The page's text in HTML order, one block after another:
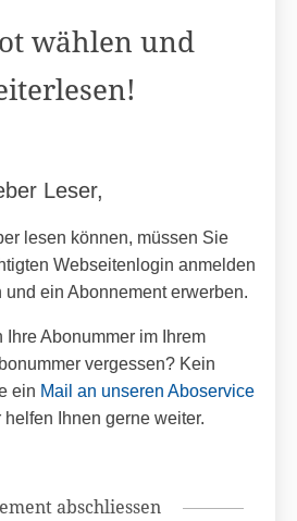
wählen und
Leser,
lesen können, müssen Sie
Webseitenlogin anmelden
ein Abonnement erwerben.
Ihre Abonummer im Ihrem
vergessen? Kein
ein Mail an unseren Aboservice
Ihnen gerne weiter.
abschliessen